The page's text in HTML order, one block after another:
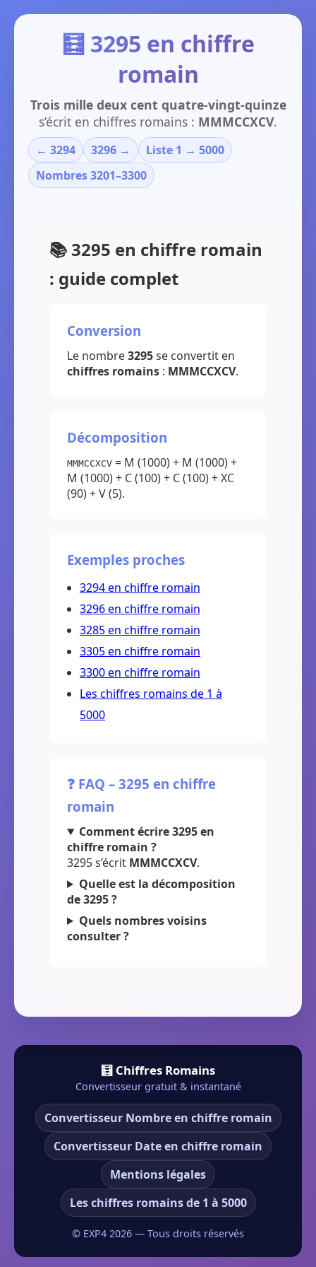
🧮 3295 en chiffre
romain
Trois mille deux cent quatre-vingt-quinze
s’écrit en chiffres romains : MMMCCXCV.
← 3294 3296 →
Liste 1 → 5000
Nombres 3201–3300
📚 3295 en chiffre romain
: guide complet
Conversion
Le nombre3295se convertit en
chiffres romains : MMMCCXCV.
Décomposition
MMMCCXCV = M (1000) + M (1000) +
M (1000) + C (100) + C (100) + XC
(90) + V (5).
Exemples proches
3294 en chiffre romain
3296 en chiffre romain
3285 en chiffre romain
3305 en chiffre romain
3300 en chiffre romain
Les chiffres romains de 1 à
5000
❓ FAQ – 3295 en chiffre
romain
Comment écrire 3295 en
chiffre romain ?
3295 s’écrit MMMCCXCV.
Quelle est la décomposition
de 3295 ?
Quels nombres voisins
consulter ?
🧮 Chiffres Romains
Convertisseur gratuit & instantané
Convertisseur Nombre en chiffre romain
Convertisseur Date en chiffre romain
Mentions légales
Les chiffres romains de 1 à 5000
© EXP4 2026 — Tous droits réservés